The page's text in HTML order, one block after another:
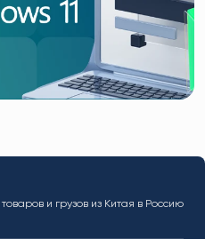
и грузов из Китая в Россию